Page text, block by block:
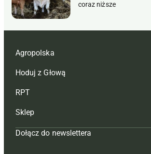
coraz niższe
Agropolska
Redakcja
Reklama
Tagi
Mapa serwisu
Hoduj z Głową
Hoduj z głową bydło
Hoduj z głową świnie
Prenumerata
RPT
Redakcja
Prenumerata
Sklep
Czasopisma i prenumerata
Dołącz do newslettera